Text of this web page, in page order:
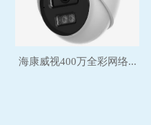
海康威视400万全彩网络...